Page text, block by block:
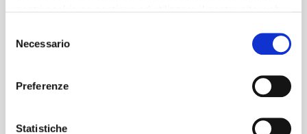
delNecessario
Preferenze
Statistiche